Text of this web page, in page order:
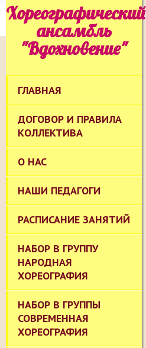
Хореографический
ансамбль
"Вдохновение"
ГЛАВНАЯ
ДОГОВОР И ПРАВИЛА
КОЛЛЕКТИВА
О НАС
НАШИ ПЕДАГОГИ
РАСПИСАНИЕ ЗАНЯТИЙ
НАБОР В ГРУППУ
НАРОДНАЯ
ХОРЕОГРАФИЯ
НАБОР В ГРУППЫ
СОВРЕМЕННАЯ
ХОРЕОГРАФИЯ